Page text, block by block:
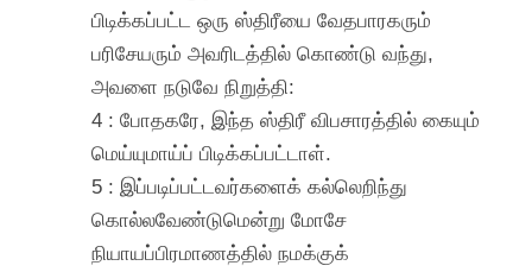
பிடிக்கப்பட்ட ஒரு ஸ்திரீயை வேதபாரகரும்
பரிசேயரும் அவரிடத்தில் கொண்டு வந்து,
அவளை நடுவே நிறுத்தி:
4 : போதகரே, இந்த ஸ்திரீ விபசாரத்தில் கையும்
மெய்யுமாய்ப் பிடிக்கப்பட்டாள்.
5 : இப்படிப்பட்டவர்களைக் கல்லெறிந்து
கொல்லவேண்டுமென்று மோசே
நியாயப்பிரமாணத்தில் நமக்குக்